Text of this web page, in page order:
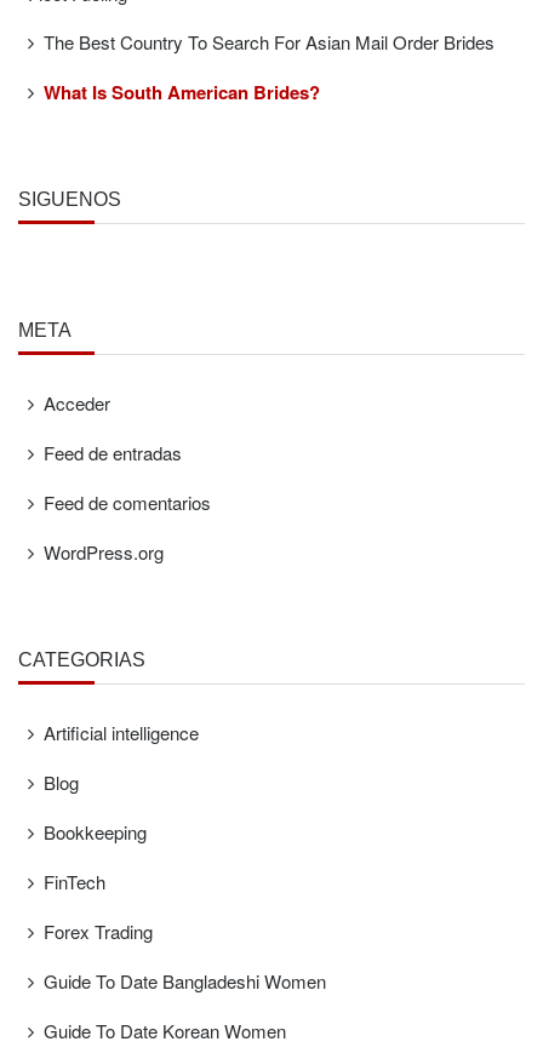
The Best Country To Search For Asian Mail Order Brides
What Is South American Brides?
SÍGUENOS
META
Acceder
Feed de entradas
Feed de comentarios
WordPress.org
CATEGORÍAS
Artificial intelligence
Blog
Bookkeeping
FinTech
Forex Trading
Guide To Date Bangladeshi Women
Guide To Date Korean Women